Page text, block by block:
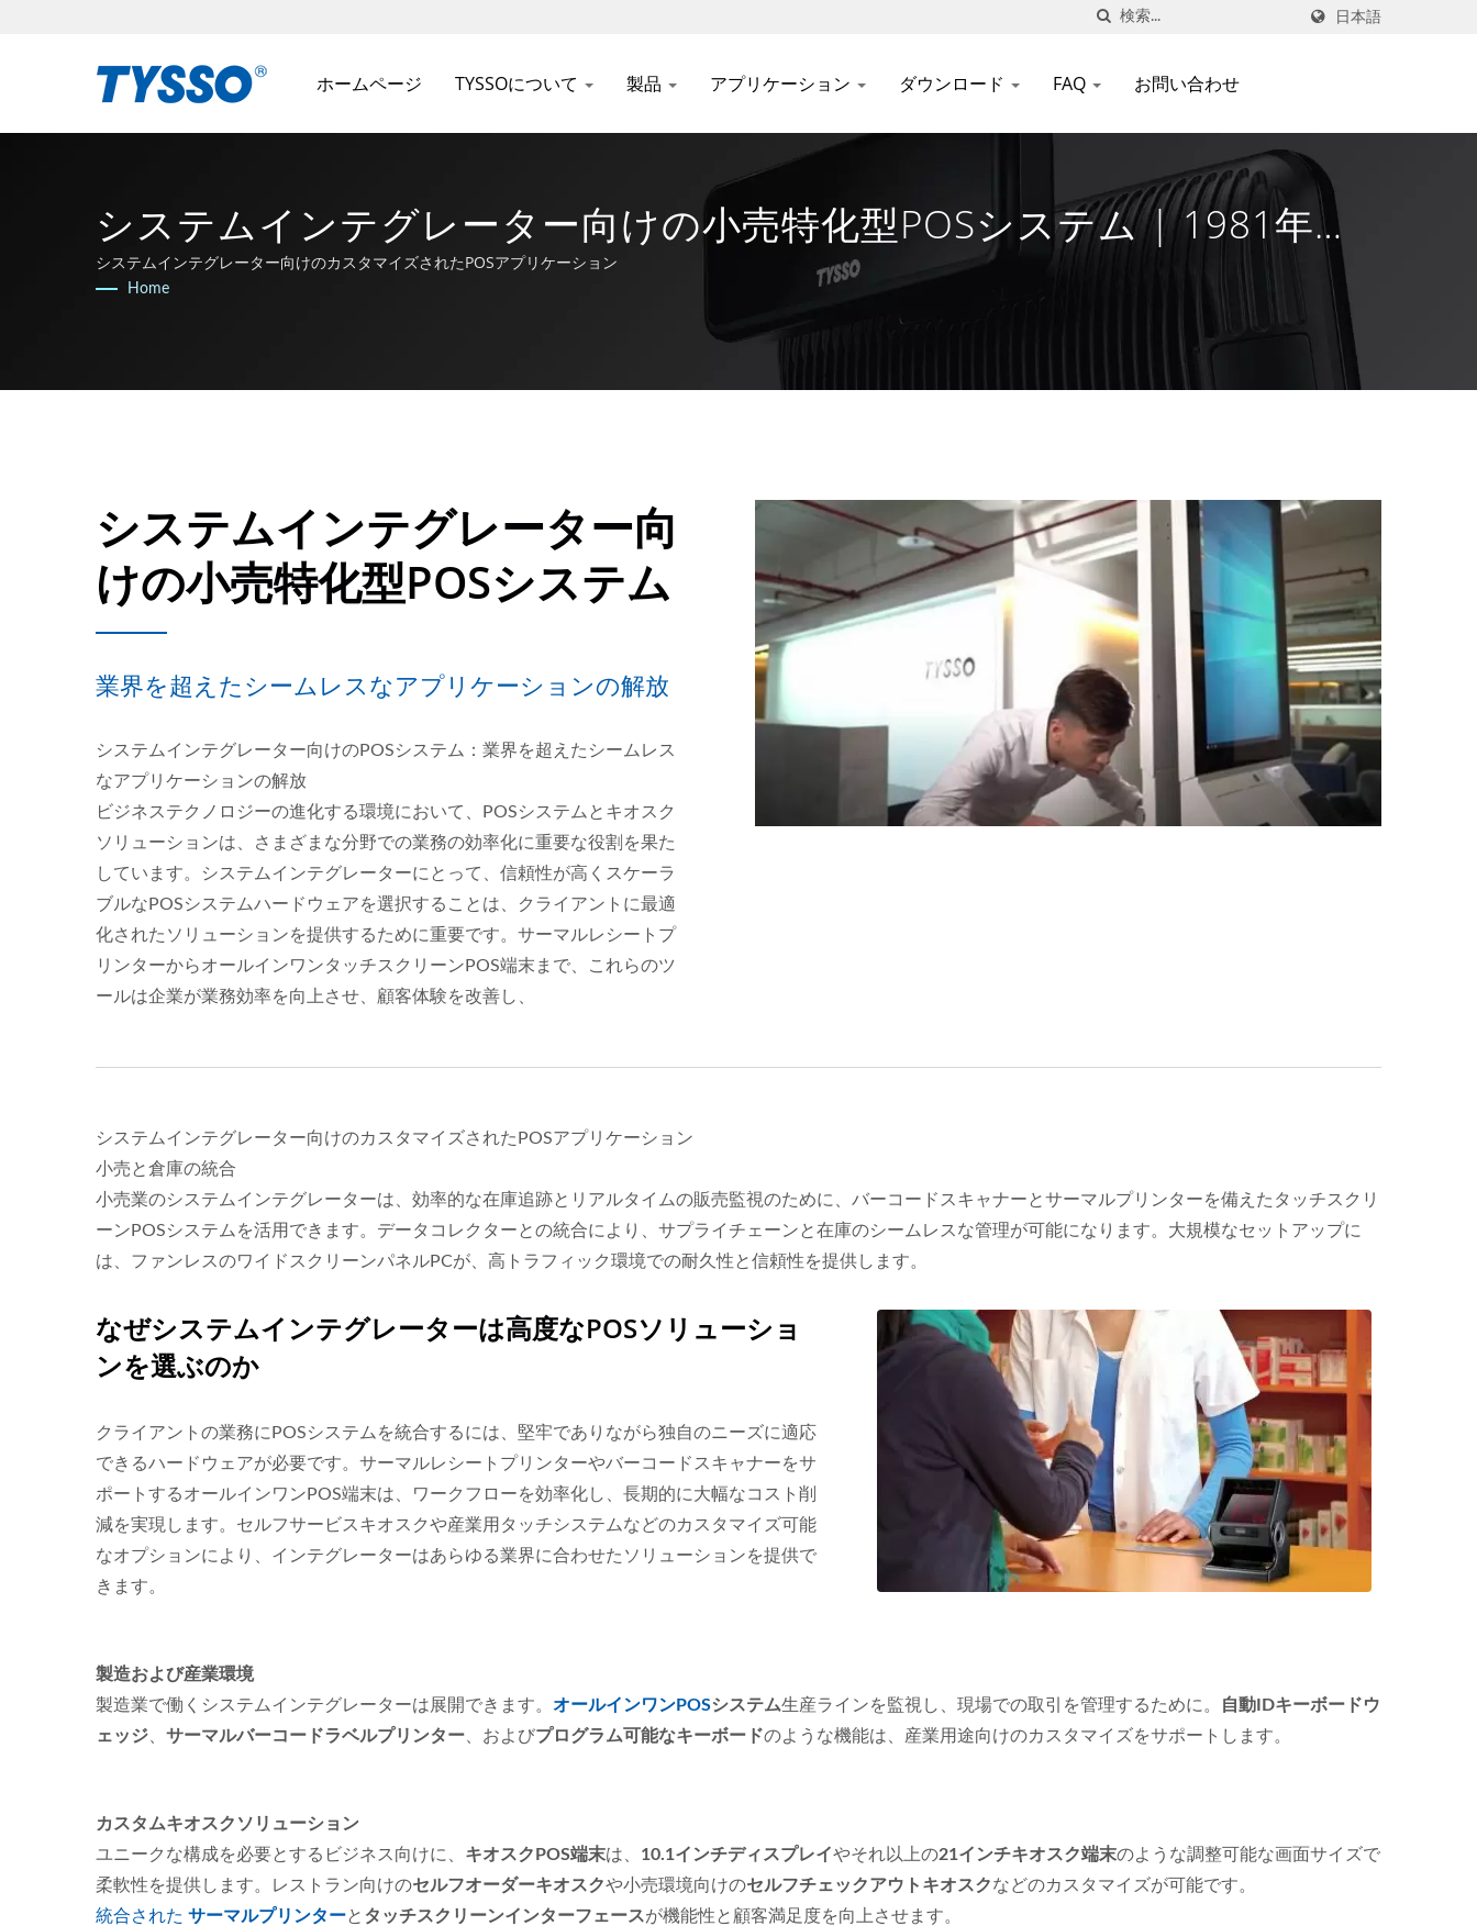
日本語
ホームページ TYSSOについて 製品 アプリケーション ダウンロード FAQ お問い合わせ
システムインテグレーター向けの小売特化型POSシステム | 1981年か
らの台湾製AIDC＆POSメーカー | FAMETECH INC
システムインテグレーター向けのカスタマイズされたPOSアプリケーション
Home
システムインテグレーター向
けの小売特化型POSシステム
業界を超えたシームレスなアプリケーションの解放
システムインテグレーター向けのPOSシステム：業界を超えたシームレス
なアプリケーションの解放
ビジネステクノロジーの進化する環境において、POSシステムとキオスク
ソリューションは、さまざまな分野での業務の効率化に重要な役割を果た
しています。システムインテグレーターにとって、信頼性が高くスケーラ
ブルなPOSシステムハードウェアを選択することは、クライアントに最適
化されたソリューションを提供するために重要です。サーマルレシートプ
リンターからオールインワンタッチスクリーンPOS端末まで、これらのツ
ールは企業が業務効率を向上させ、顧客体験を改善し、
システムインテグレーター向けのカスタマイズされたPOSアプリケーション
小売と倉庫の統合
小売業のシステムインテグレーターは、効率的な在庫追跡とリアルタイムの販売監視のために、バーコードスキャナーとサーマルプリンターを備えたタッチスクリ
ーンPOSシステムを活用できます。データコレクターとの統合により、サプライチェーンと在庫のシームレスな管理が可能になります。大規模なセットアップに
は、ファンレスのワイドスクリーンパネルPCが、高トラフィック環境での耐久性と信頼性を提供します。
なぜシステムインテグレーターは高度なPOSソリューショ
ンを選ぶのか
クライアントの業務にPOSシステムを統合するには、堅牢でありながら独自のニーズに適応
できるハードウェアが必要です。サーマルレシートプリンターやバーコードスキャナーをサ
ポートするオールインワンPOS端末は、ワークフローを効率化し、長期的に大幅なコスト削
減を実現します。セルフサービスキオスクや産業用タッチシステムなどのカスタマイズ可能
なオプションにより、インテグレーターはあらゆる業界に合わせたソリューションを提供で
きます。
製造および産業環境
製造業で働くシステムインテグレーターは展開できます。 オールインワンPOSシステム生産ラインを監視し、現場での取引を管理するために。
自動IDキーボードウ
ェッジ
サーマルバーコードラベルプリンター 、およびプログラム可能なキーボードのような機能は、産業用途向けのカスタマイズをサポートします。
カスタムキオスクソリューション
ユニークな構成を必要とするビジネス向けに、 キオスクPOS端末は、 10.1インチディスプレイやそれ以上の21インチキオスク端末のような調整可能な画面サイズで
柔軟性を提供します。レストラン向けのセルフオーダーキオスクや小売環境向けのセルフチェックアウトキオスクなどのカスタマイズが可能です。
統合された サーマルプリンターと タッチスクリーンインターフェースが機能性と顧客満足度を向上させます。